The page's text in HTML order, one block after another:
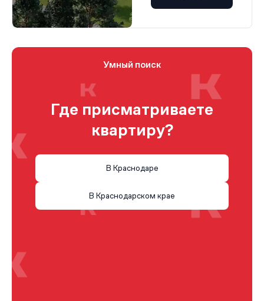
Умный поиск
Где присматриваете
квартиру?
В Краснодаре
В Краснодарском крае